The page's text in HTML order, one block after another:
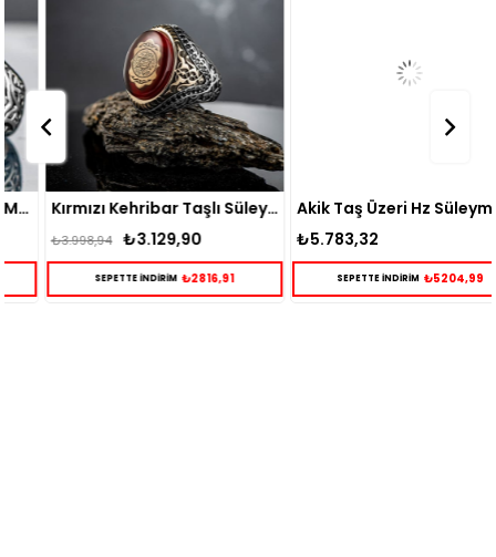
Kırmızı Kehribar Taşlı Süleyman Mührü İşlemeli Gümüş Yüzük
₺3.129,90
₺3.998,94
SEPETTE İNDİRİM ₺2816,91
Akik Taş Üzeri Hz Süleyman Mührü Kazıması Gümüş Yüzük
₺5.783,32
SEPETTE İNDİRİM ₺5204,99